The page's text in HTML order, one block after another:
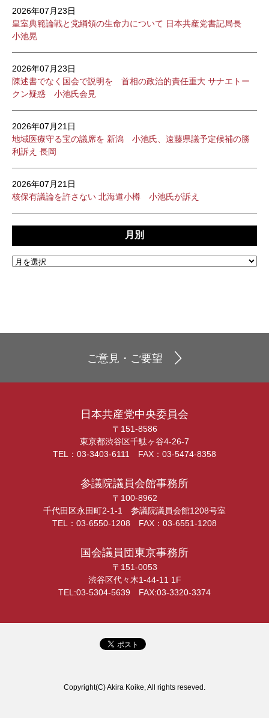
2026年07月23日
皇室典範論戦と党綱領の生命力について 日本共産党書記局長
小池晃
2026年07月23日
陳述書でなく国会で説明を 首相の政治的責任重大 サナエトー
クン疑惑 小池氏会見
2026年07月21日
地域医療守る宝の議席を 新潟 小池氏、遠藤県議予定候補の勝
利訴え 長岡
2026年07月21日
核保有議論を許さない 北海道小樽 小池氏が訴え
月別
ご意見・ご要望
日本共産党中央委員会
〒151-8586
東京都渋谷区千駄ヶ谷4-26-7
TEL：03-3403-6111 FAX：03-5474-8358
参議院議員会館事務所
〒100-8962
千代田区永田町2-1-1 参議院議員会館1208号室
TEL：03-6550-1208 FAX：03-6551-1208
国会議員団東京事務所
〒151-0053
渋谷区代々木1-44-11 1F
TEL:03-5304-5639 FAX:03-3320-3374
Copyright(C) Akira Koike, All rights reseved.